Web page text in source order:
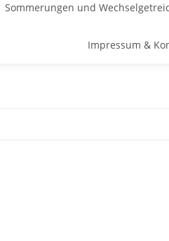
Sommerungen und
Impressum &